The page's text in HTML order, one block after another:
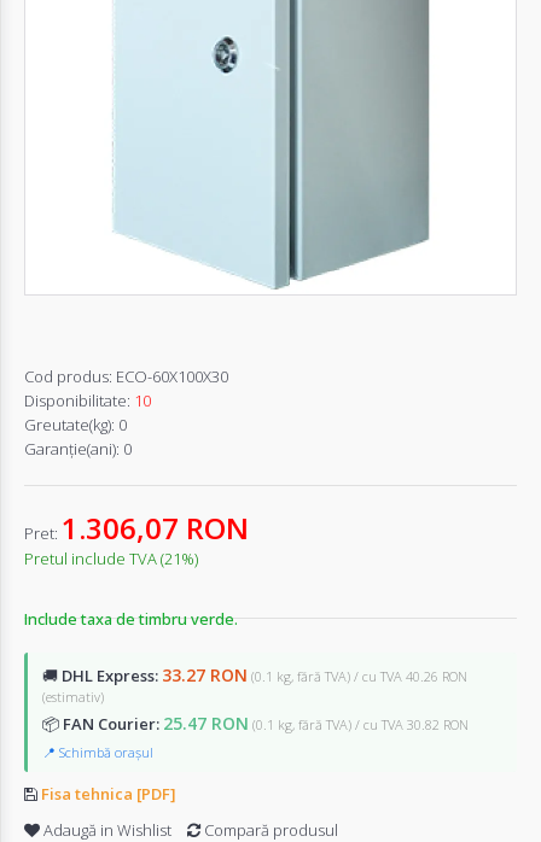
Înregistrează-
Configurator
Cod produs: ECO-60X100X30
Disponibilitate: 10
Greutate(kg): 0
Garanţie(ani): 0
Pret: 1.306,07 RON
Pretul include TVA (21%)
Include taxa de timbru verde.
🚚 DHL Express: 33.27 RON (0.1 kg, fără TVA) / cu TVA 40.26 RON
(estimativ)
📦 FAN Courier: 25.47 RON (0.1 kg, fără TVA) / cu TVA 30.82 RON
📍 Schimbă orașul
Fisa tehnica [PDF]
Adaugă in Wishlist
Compară produsul